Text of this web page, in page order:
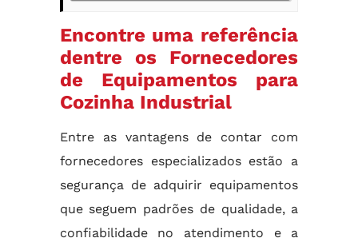
Encontre uma referência
dentre os Fornecedores
de Equipamentos para
Cozinha Industrial
Entre as vantagens de contar com
fornecedores especializados estão a
segurança de adquirir equipamentos
que seguem padrões de qualidade, a
confiabilidade no atendimento e a